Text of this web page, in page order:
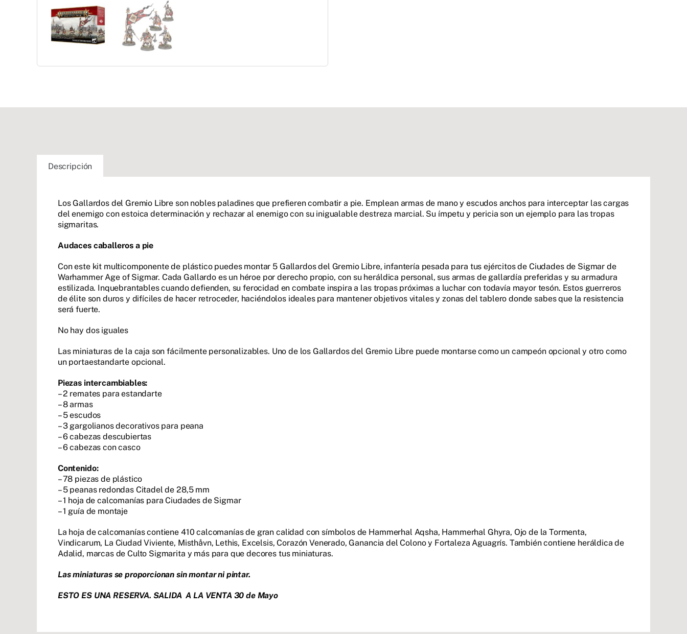
Descripción
Los Gallardos del Gremio Libre son nobles paladines que prefieren combatir a pie. Emplean armas de mano y escudos anchos para interceptar las cargas
del enemigo con estoica determinación y rechazar al enemigo con su inigualable destreza marcial. Su ímpetu y pericia son un ejemplo para las tropas
sigmaritas.
Audaces caballeros a pie
Con este kit multicomponente de plástico puedes montar 5 Gallardos del Gremio Libre, infantería pesada para tus ejércitos de Ciudades de Sigmar de
Warhammer Age of Sigmar. Cada Gallardo es un héroe por derecho propio, con su heráldica personal, sus armas de gallardía preferidas y su armadura
estilizada. Inquebrantables cuando defienden, su ferocidad en combate inspira a las tropas próximas a luchar con todavía mayor tesón. Estos guerreros
de élite son duros y difíciles de hacer retroceder, haciéndolos ideales para mantener objetivos vitales y zonas del tablero donde sabes que la resistencia
será fuerte.
No hay dos iguales
Las miniaturas de la caja son fácilmente personalizables. Uno de los Gallardos del Gremio Libre puede montarse como un campeón opcional y otro como
un portaestandarte opcional.
Piezas intercambiables:
– 2 remates para estandarte
– 8 armas
– 5 escudos
– 3 gargolianos decorativos para peana
– 6 cabezas descubiertas
– 6 cabezas con casco
Contenido:
– 78 piezas de plástico
– 5 peanas redondas Citadel de 28,5 mm
– 1 hoja de calcomanías para Ciudades de Sigmar
– 1 guía de montaje
La hoja de calcomanías contiene 410 calcomanías de gran calidad con símbolos de Hammerhal Aqsha, Hammerhal Ghyra, Ojo de la Tormenta,
Vindicarum, La Ciudad Viviente, Misthåvn, Lethis, Excelsis, Corazón Venerado, Ganancia del Colono y Fortaleza Aguagrís. También contiene heráldica de
Adalid, marcas de Culto Sigmarita y más para que decores tus miniaturas.
Las miniaturas se proporcionan sin montar ni pintar.
ESTO ES UNA RESERVA. SALIDA A LA VENTA 30 de Mayo